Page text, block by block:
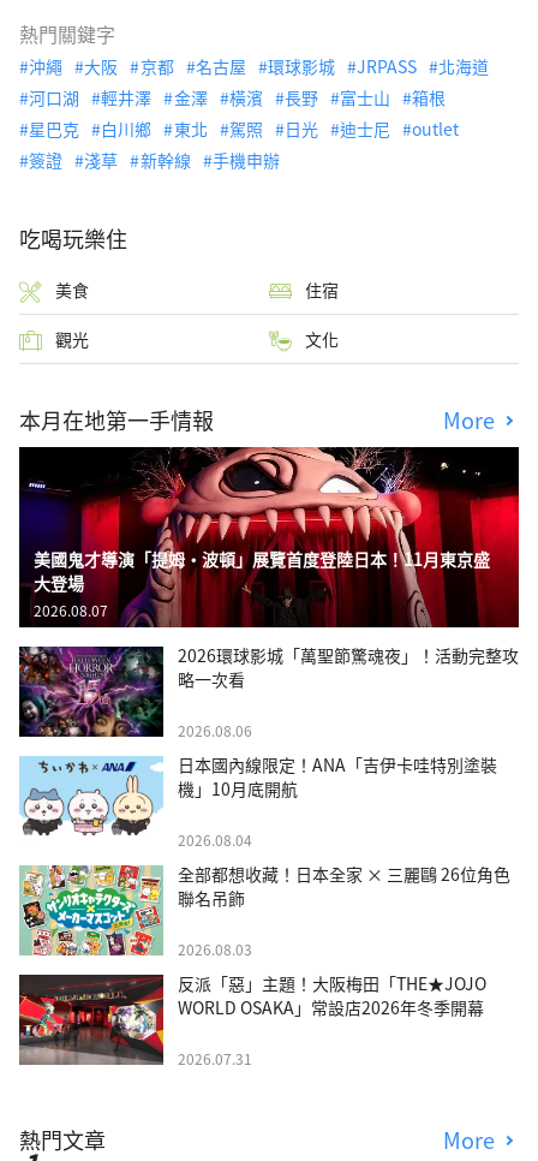
熱門關鍵字
沖繩 大阪 京都 名古屋 環球影城 JRPASS
北海道
河口湖
輕井澤 金澤 橫濱 長野 富士山
箱根
星巴克
白川鄉 東北 駕照 日光 迪士尼
outlet
簽證
淺草 新幹線 手機申辦
吃喝玩樂住
美食 住宿
觀光 文化
本月在地第一手情報 More
美國鬼才導演「提姆・波頓」展覽首度登陸日本！11月東京盛
大登場
2026.08.07
2026環球影城「萬聖節驚魂夜」！活動完整攻
略一次看
2026.08.06
日本國內線限定！ANA「吉伊卡哇特別塗裝
機」10月底開航
2026.08.04
全部都想收藏！日本全家 × 三麗鷗 26位角色
聯名吊飾
2026.08.03
反派「惡」主題！大阪梅田「THE★JOJO
WORLD OSAKA」常設店2026年冬季開幕
2026.07.31
熱門文章 More